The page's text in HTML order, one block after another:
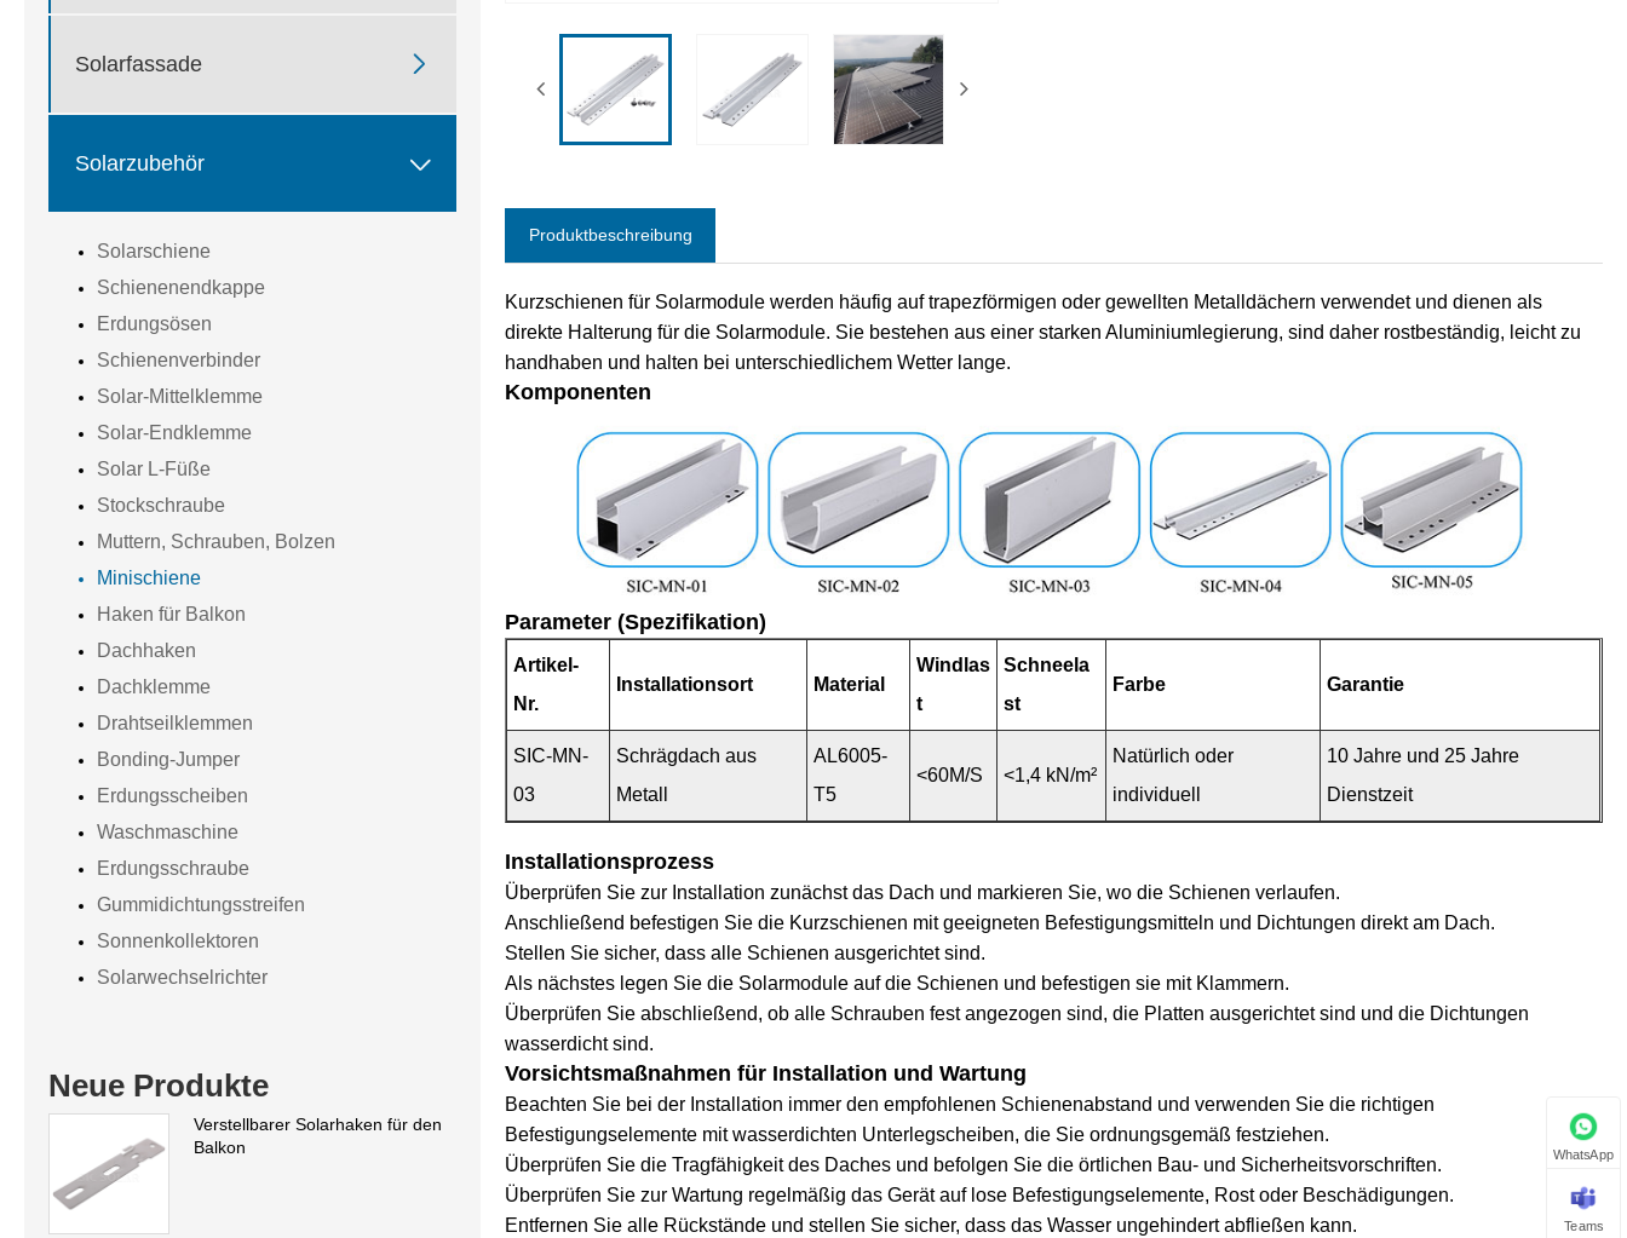
Solarfassade 
Solarzubehör 
Solarschiene
Schienenendkappe
Erdungsösen
Schienenverbinder
Solar-Mittelklemme
Solar-Endklemme
Solar L-Füße
Stockschraube
Muttern, Schrauben, Bolzen
Minischiene
Haken für Balkon
Dachhaken
Dachklemme
Drahtseilklemmen
Bonding-Jumper
Erdungsscheiben
Waschmaschine
Erdungsschraube
Gummidichtungsstreifen
Sonnenkollektoren
Solarwechselrichter
Neue Produkte
Verstellbarer Solarhaken für den
Balkon
Produktbeschreibung
Kurzschienen für Solarmodule werden häufig auf trapezförmigen oder gewellten Metalldächern verwendet und dienen als
direkte Halterung für die Solarmodule. Sie bestehen aus einer starken Aluminiumlegierung, sind daher rostbeständig, leicht zu
handhaben und halten bei unterschiedlichem Wetter lange.
Komponenten
Parameter (Spezifikation)
Artikel-
Nr.
Installationsort Material
Windlas
t
Schneela
st
Farbe Garantie
SIC-MN-
03
Schrägdach aus
Metall
AL6005-
T5
<60M/S <1,4 kN/m²
Natürlich oder
individuell
10 Jahre und 25 Jahre
Dienstzeit
Installationsprozess
Überprüfen Sie zur Installation zunächst das Dach und markieren Sie, wo die Schienen verlaufen.
Anschließend befestigen Sie die Kurzschienen mit geeigneten Befestigungsmitteln und Dichtungen direkt am Dach.
Stellen Sie sicher, dass alle Schienen ausgerichtet sind.
Als nächstes legen Sie die Solarmodule auf die Schienen und befestigen sie mit Klammern.
Überprüfen Sie abschließend, ob alle Schrauben fest angezogen sind, die Platten ausgerichtet sind und die Dichtungen
wasserdicht sind.
Vorsichtsmaßnahmen für Installation und Wartung
Beachten Sie bei der Installation immer den empfohlenen Schienenabstand und verwenden Sie die richtigen
Befestigungselemente mit wasserdichten Unterlegscheiben, die Sie ordnungsgemäß festziehen.
Überprüfen Sie die Tragfähigkeit des Daches und befolgen Sie die örtlichen Bau- und Sicherheitsvorschriften.
Überprüfen Sie zur Wartung regelmäßig das Gerät auf lose Befestigungselemente, Rost oder Beschädigungen.
Entfernen Sie alle Rückstände und stellen Sie sicher, dass das Wasser ungehindert abfließen kann.
WhatsApp
Teams